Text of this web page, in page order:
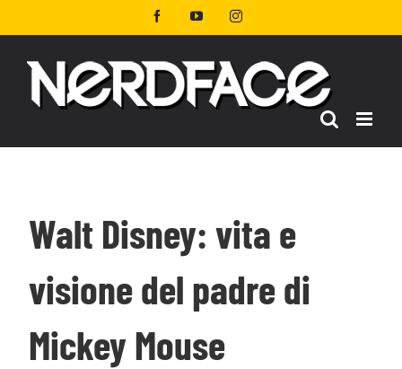
al
FacebookYouTubeInstagram
Walt Disney: vita e
visione del padre di
Mickey Mouse